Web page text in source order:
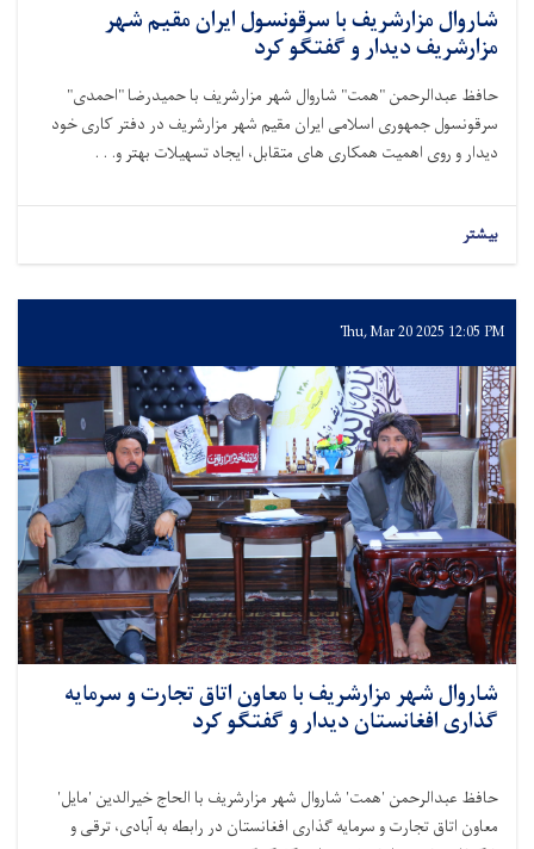
شاروال مزارشريف با سرقونسول ایران مقیم شهر
مزارشريف دیدار و گفتگو کرد
حافظ عبدالرحمن "همت" شاروال شهر مزارشريف با حمیدرضا "احمدی"
سرقونسول جمهوری اسلامی ایران مقیم شهر مزارشريف در دفتر کاری خود
دیدار و روی اهمیت همکاری های متقابل، ایجاد تسهیلات بهتر و. . .
بیشتر
Thu, Mar 20 2025 12:05 PM
شاروال شهر مزارشريف‌ با معاون اتاق تجارت و سرمایه
گذاری افغانستان دیدار و گفتگو کرد
حافظ عبدالرحمن 'همت' شاروال شهر مزارشريف با الحاج خیرالدین 'مایل'
معاون اتاق تجارت و سرمایه گذاری افغانستان در رابطه به آبادی، ترقی و